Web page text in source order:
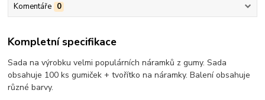
Komentáře 0
Kompletní specifikace
Sada na výrobku velmi populárních náramků z gumy. Sada
obsahuje 100 ks gumiček + tvořítko na náramky. Balení obsahuje
různé barvy.